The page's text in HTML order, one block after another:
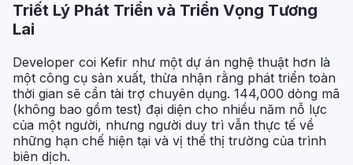
Triết Lý Phát Triển và Triển Vọng Tương
Lai
Developer coi Kefir như một dự án nghệ thuật hơn là
một công cụ sản xuất, thừa nhận rằng phát triển toàn
thời gian sẽ cần tài trợ chuyên dụng. 144,000 dòng mã
(không bao gồm test) đại diện cho nhiều năm nỗ lực
của một người, nhưng người duy trì vẫn thực tế về
những hạn chế hiện tại và vị thế thị trường của trình
biên dịch.